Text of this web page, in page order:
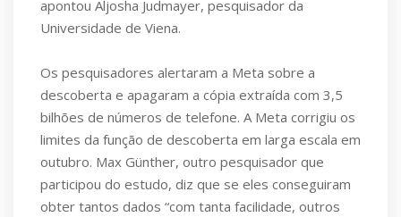
apontou Aljosha Judmayer, pesquisador da
Universidade de Viena.
Os pesquisadores alertaram a Meta sobre a
descoberta e apagaram a cópia extraída com 3,5
bilhões de números de telefone. A Meta corrigiu os
limites da função de descoberta em larga escala em
outubro. Max Günther, outro pesquisador que
participou do estudo, diz que se eles conseguiram
obter tantos dados “com tanta facilidade, outros